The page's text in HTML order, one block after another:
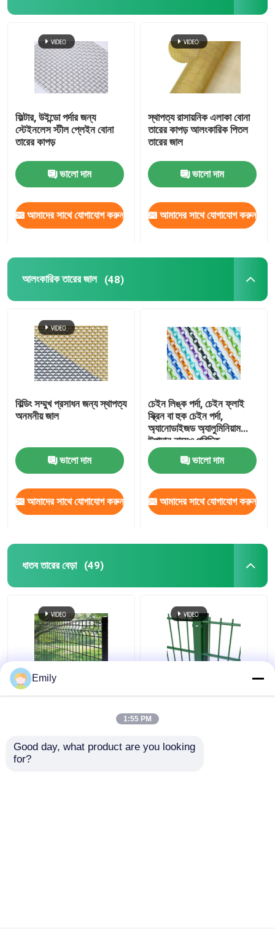
ফিল্টার, উইন্ডো পর্দার জন্য
স্টেইনলেস স্টীল প্লেইন বোনা
তারের কাপড়
ভালো দাম
আমাদের সাথে যোগাযোগ করুন
স্থাপত্য রাসায়নিক এলাকা বোনা
তারের কাপড় আলংকারিক পিতল
তারের জাল
ভালো দাম
আমাদের সাথে যোগাযোগ করুন
আলংকারিক তারের জাল (48)
বিল্ডিং সম্মুখ প্রসাধন জন্য স্থাপত্য
অনমনীয় জাল
ভালো দাম
আমাদের সাথে যোগাযোগ করুন
চেইন লিঙ্ক পর্দা, চেইন ফ্লাই
স্ক্রিন বা হুক চেইন পর্দা,
অ্যানোডাইজড অ্যালুমিনিয়াম
উপাদান নামেও পরিচিত
ভালো দাম
আমাদের সাথে যোগাযোগ করুন
ধাতব তারের বেড়া (49)
বর্গাকার পোস্ট সহ
ভালো দাম
৬/৫/৬মিমি তার
ভালো দাম
Emily
1:55 PM
Good day, what product are you looking
for?